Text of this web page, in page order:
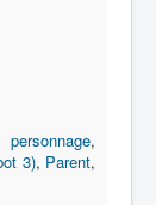
,
3), Parent,